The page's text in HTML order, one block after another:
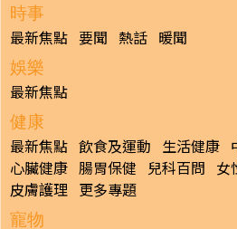
時事
最新焦點 要聞 熱話 暖聞
娛樂
最新焦點
健康
最新焦點 飲食及運動 生活健康
心臟健康 腸胃保健 兒科百問 女
皮膚護理 更多專題
寵物